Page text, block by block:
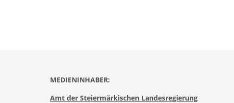
MEDIENINHABER:
Amt der Steiermärkischen Landesregierung